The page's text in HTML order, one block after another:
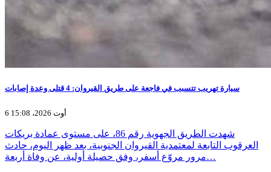
سيارة تهريب تتسبب في فاجعة على طريق القيروان: 4 قتلى وعدة إصابات
6 أوت 2026، 15:08
شهدت الطريق الجهوية رقم 86، على مستوى عمادة بريكات
العرقوب التابعة لمعتمدية القيروان الجنوبية، بعد ظهر اليوم، حادث
مرور مروّع أسفر، وفق حصيلة أولية، عن وفاة أربعة…